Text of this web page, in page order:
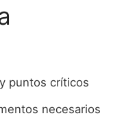
puntos críticos
necesarios